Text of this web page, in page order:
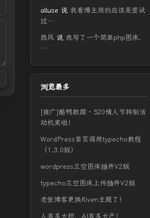
alluse 说 我看博主用的应该是尝试
过…
西风 说 我写了一个简单php图床，
…
浏览最多
[推广]酷鸭数据 · 520情人节特别活
动机来啦！
WordPress首页调用typecho教程
（1.3.0版）
wordpress兰空图床插件V2版
typecho兰空图床上传插件V2版
老张博客更换Riven主题了！
人有多大胆，AI有多大产！